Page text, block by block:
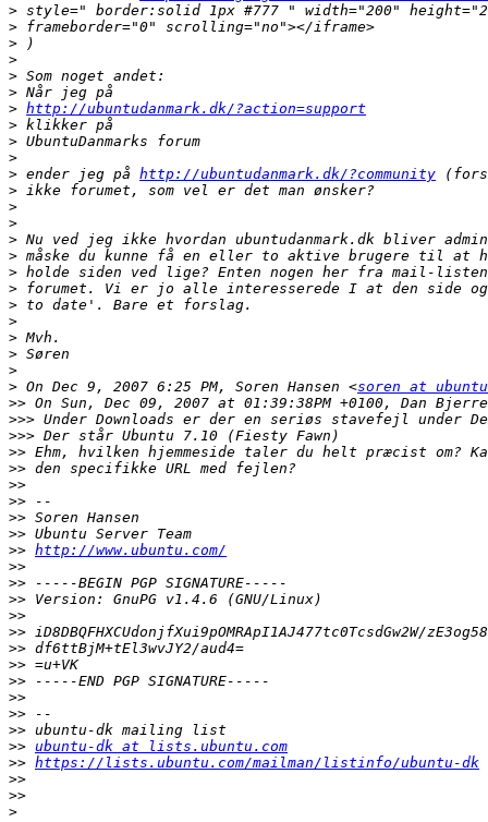
>
>
>
>
>
>
> http://ubuntudanmark.dk/?action=support
>
>
>
> ender jeg på http://ubuntudanmark.dk/?community
>
>
>
>
>
>
>
>
>
>
>
>
> On Dec 9, 2007 6:25 PM, Soren Hansen <soren at
>>
>>>
>>>
>>
>>
>>
>>
>>
>>
>> http://www.ubuntu.com/
>>
>>
>>
>>
>>
>>
>>
>>
>>
>>
>>
>> ubuntu-dk at lists.ubuntu.com
>> https://lists.ubuntu.com/mailman/listinfo/ubuntu-dk
>>
>>
>